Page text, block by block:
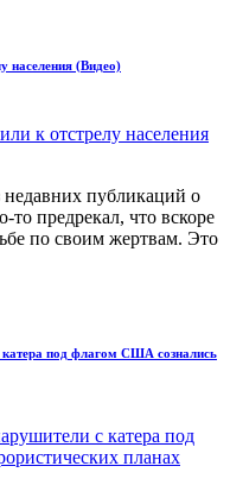
населения (Видео)
публикаций о
предрекал, что вскоре
по своим жертвам. Это
под флагом США сознались